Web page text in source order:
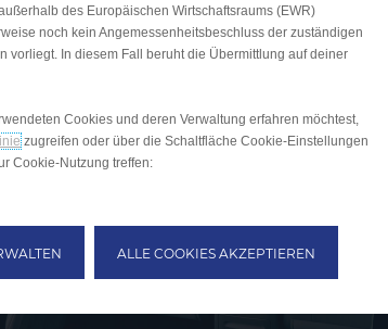
des Europäischen Wirtschaftsraums (EWR)
noch kein Angemessenheitsbeschluss der zuständigen
vorliegt. In diesem Fall beruht die Übermittlung auf deiner
Cookies und deren Verwaltung erfahren möchtest,
zugreifen oder über die Schaltfläche Cookie-Einstellungen
Cookie-Nutzung treffen:
ALLE COOKIES AKZEPTIEREN